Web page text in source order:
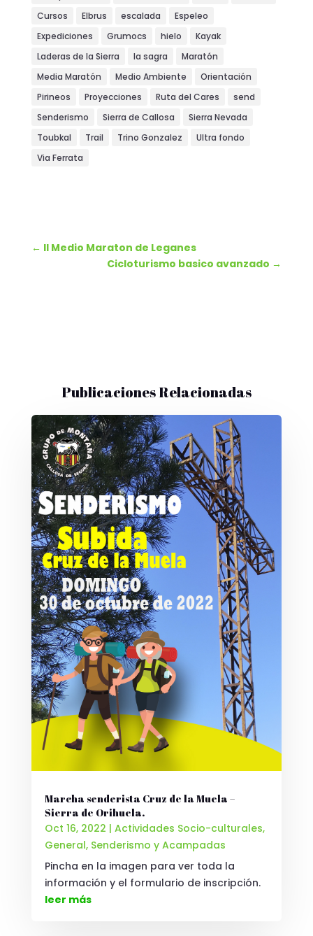
Cursos
Elbrus escalada
Espeleo
Expediciones
Grumocs hielo
Kayak
Laderas de la Sierra
la sagra
Maratón
Media Maratón
Medio Ambiente
Orientación
Pirineos
Proyecciones Ruta del Cares
send
Senderismo
Sierra de Callosa
Sierra Nevada
Toubkal
Trail Trino Gonzalez
Ultra fondo
Via Ferrata
← II Medio Maraton de Leganes
Cicloturismo basico avanzado →
Publicaciones Relacionadas
Marcha senderista Cruz de la Muela –
Sierra de Orihuela.
Oct 16, 2022 | Actividades Socio-culturales,
General, Senderismo y Acampadas
Pincha en la imagen para ver toda la
información y el formulario de inscripción.
leer más